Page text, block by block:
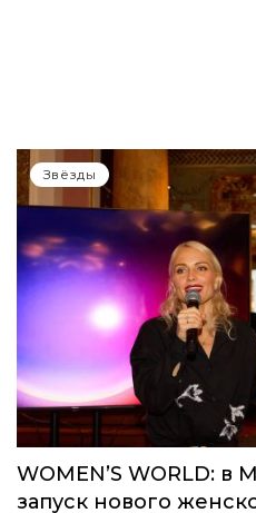
Звёзды
WOMEN’S WORLD:
запуск нового